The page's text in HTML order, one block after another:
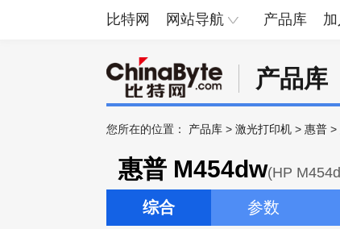
比特网 网站导航 产品库
产品库
您所在的位置： 产品库 > 激光打印机 > 惠普 >
惠普 M454dw(HP
综合 参数